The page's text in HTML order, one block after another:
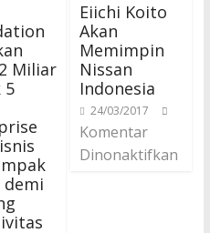
Miliar
5
demi
Eiichi Koito
Akan
Memimpin
Nissan
Indonesia
24/03/2017
Komentar
Dinonaktifkan